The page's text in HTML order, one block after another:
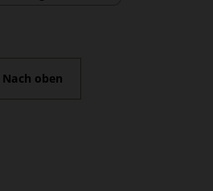
Nach oben